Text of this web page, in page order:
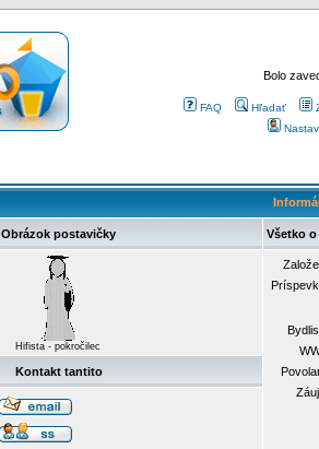
Bolo
FAQ Hľadať
Obrázok postavičky Všetko
Hifista - pokročilec
Kontakt tantito